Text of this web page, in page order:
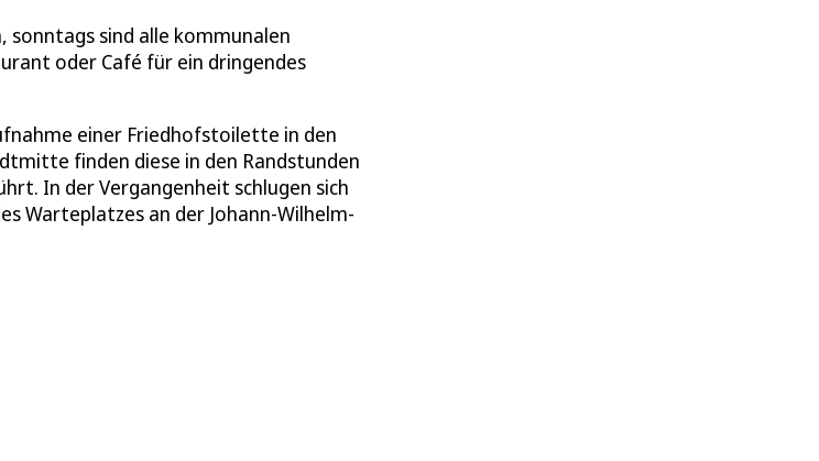
sonntags sind alle kommunalen
oder Café für ein dringendes
einer Friedhofstoilette in den
finden diese in den Randstunden
In der Vergangenheit schlugen sich
Warteplatzes an der Johann-Wilhelm-